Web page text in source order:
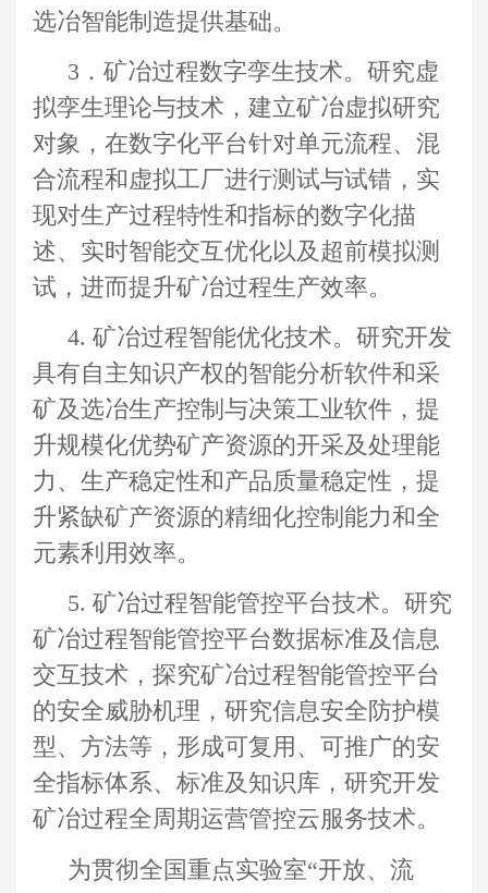
选冶智能制造提供基础。
3 ． 矿冶过程数字孪生技术。 研究虚
拟孪生理论与技术，建立矿冶虚拟研究
对象，在数字化平台针对单元流程、混
合流程和虚拟工厂进行测试与试错，实
现对生产过程特性和指标的数字化描
述、实时智能交互优化以及超前模拟测
试，进而提升矿冶过程生产效率。
4. 矿冶过程智能优化技术。 研究开发
具有自主知识产权的智能分析软件和采
矿及选冶生产控制与决策工业软件，提
升规模化优势矿产资源的开采及处理能
力、生产稳定性和产品质量稳定性，提
升紧缺矿产资源的精细化控制能力和全
元素利用效率。
5. 矿冶过程智能管控平台技术。 研究
矿冶过程智能管控平台数据标准及信息
交互技术，探究矿冶过程智能管控平台
的安全威胁机理，研究信息安全防护模
型、方法等，形成可复用、可推广的安
全指标体系、标准及知识库，研究开发
矿冶过程全周期运营管控云服务技术。
为贯彻全国重点实验室“开放、流